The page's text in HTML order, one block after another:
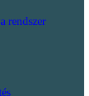
rendszer